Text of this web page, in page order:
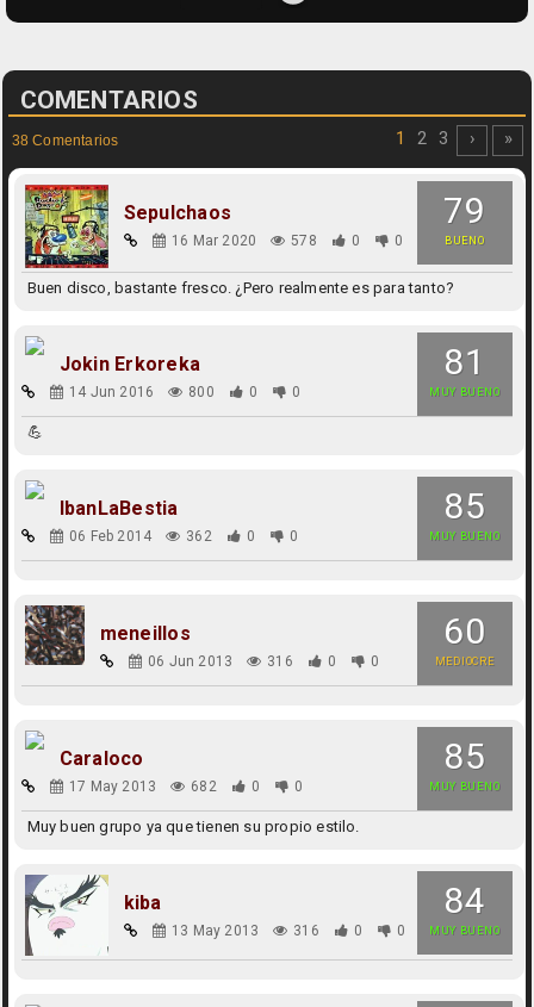
COMENTARIOS
38 Comentarios 1 2 3 › »
79
BUENO
Sepulchaos
16 Mar 2020 578 0 0
Buen disco, bastante fresco. ¿Pero realmente es para tanto?
81
MUY BUENO
Jokin Erkoreka
14 Jun 2016 800 0 0
💪
85
MUY BUENO
IbanLaBestia
06 Feb 2014 362 0 0
60
MEDIOCRE
meneillos
06 Jun 2013 316 0 0
85
MUY BUENO
Caraloco
17 May 2013 682 0 0
Muy buen grupo ya que tienen su propio estilo.
84
MUY BUENO
kiba
13 May 2013 316 0 0